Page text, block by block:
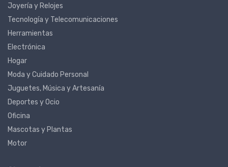
Joyería y Relojes
Tecnología y Telecomunicaciones
Herramientas
Electrónica
Hogar
Moda y Cuidado Personal
Juguetes, Música y Artesanía
Deportes y Ocio
Oficina
Mascotas y Plantas
Motor